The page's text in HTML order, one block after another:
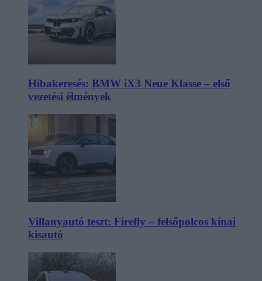
Hibakeresés: BMW iX3 Neue Klasse – első
vezetési élmények
Villanyautó teszt: Firefly – felsőpolcos kínai
kisautó